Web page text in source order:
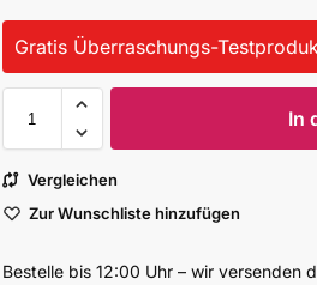
Gratis Überraschungs-
In
Vergleichen
Zur Wunschliste hinzufügen
Bestelle bis 12:00 Uhr – wir versenden